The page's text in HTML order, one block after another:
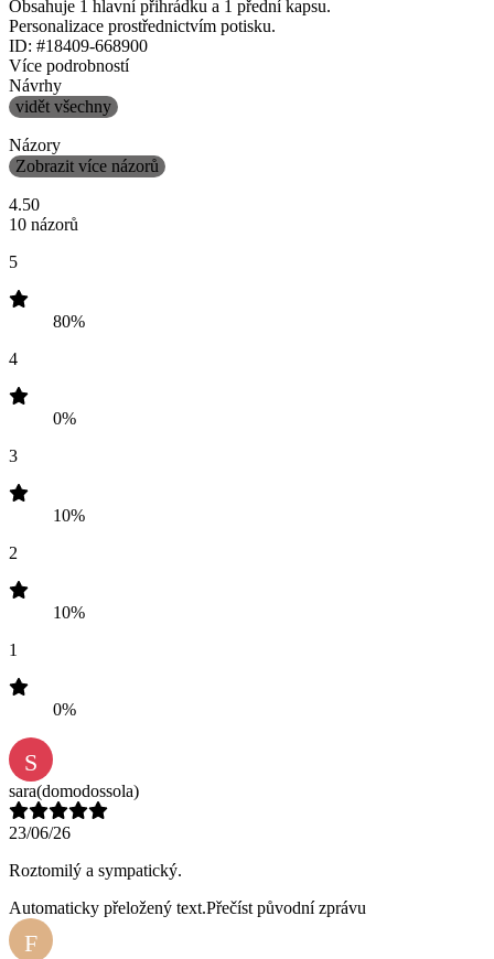
Obsahuje 1 hlavní přihrádku a 1 přední kapsu.
Personalizace prostřednictvím potisku.
ID: #18409-668900
Více podrobností
Návrhy
vidět všechny
Názory
Zobrazit více názorů
4.50
10 názorů
5
80%
4
0%
3
10%
2
10%
1
0%
S
sara(domodossola)
23/06/26
Roztomilý a sympatický.
Automaticky přeložený text.Přečíst původní zprávu
F